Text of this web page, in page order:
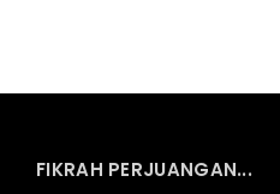
FIKRAH PERJUANGAN...